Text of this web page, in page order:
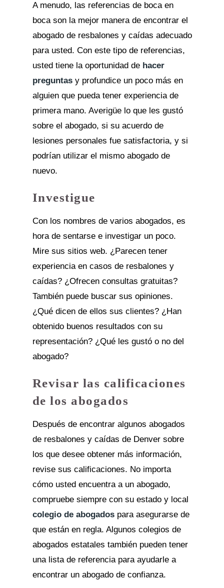
A menudo, las referencias de boca en
boca son la mejor manera de encontrar el
abogado de resbalones y caídas adecuado
para usted. Con este tipo de referencias,
usted tiene la oportunidad de hacer
preguntasy profundice un poco más en
alguien que pueda tener experiencia de
primera mano. Averigüe lo que les gustó
sobre el abogado, si su acuerdo de
lesiones personales fue satisfactoria, y si
podrían utilizar el mismo abogado de
nuevo.
Investigue
Con los nombres de varios abogados, es
hora de sentarse e investigar un poco.
Mire sus sitios web. ¿Parecen tener
experiencia en casos de resbalones y
caídas? ¿Ofrecen consultas gratuitas?
También puede buscar sus opiniones.
¿Qué dicen de ellos sus clientes? ¿Han
obtenido buenos resultados con su
representación? ¿Qué les gustó o no del
abogado?
Revisar las calificaciones
de los abogados
Después de encontrar algunos abogados
de resbalones y caídas de Denver sobre
los que desee obtener más información,
revise sus calificaciones. No importa
cómo usted encuentra a un abogado,
compruebe siempre con su estado y local
colegio de abogadospara asegurarse de
que están en regla. Algunos colegios de
abogados estatales también pueden tener
una lista de referencia para ayudarle a
encontrar un abogado de confianza.